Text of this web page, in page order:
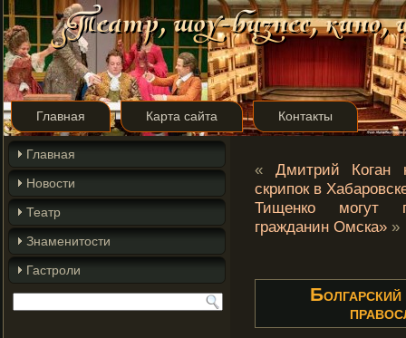
Главная Карта сайта Контакты
Главная
Новости
Театр
Знаменитости
Гастроли
« Дмитрий Коган
скрипок в
Тищенко могут
гражданин Омска» »